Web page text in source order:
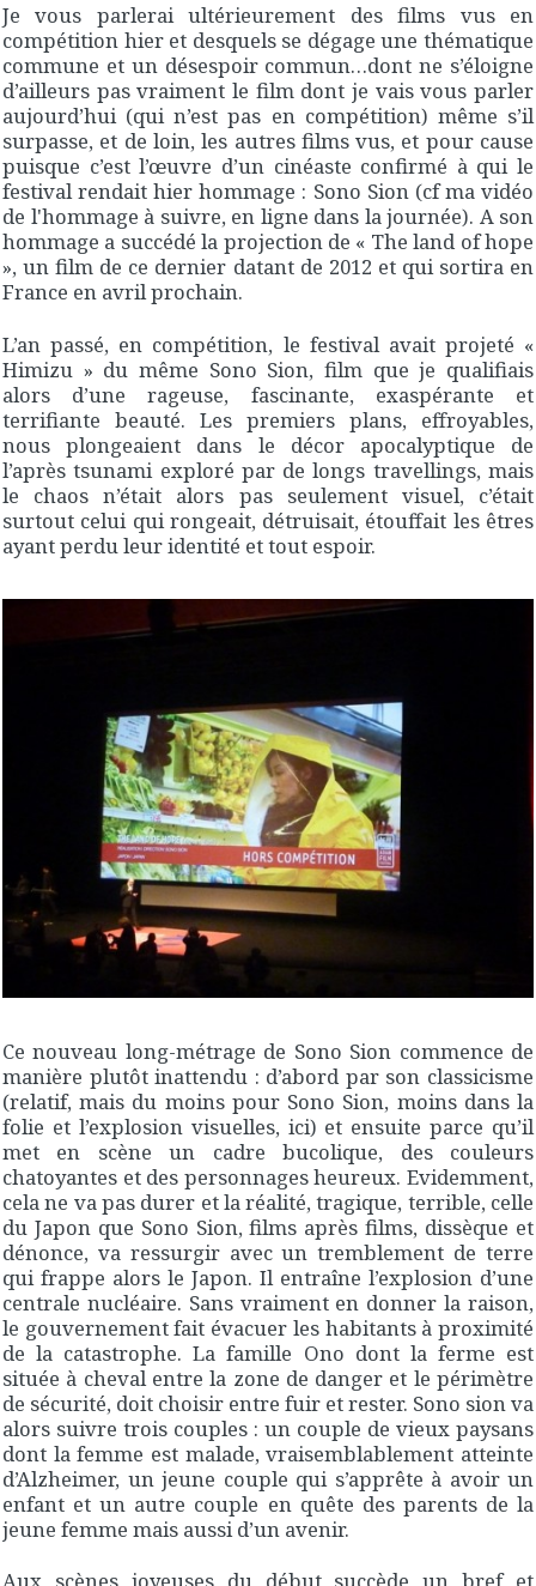
Je vous parlerai ultérieurement des films vus en
compétition hier et desquels se dégage une thématique
commune et un désespoir commun…dont ne s’éloigne
d’ailleurs pas vraiment le film dont je vais vous parler
aujourd’hui (qui n’est pas en compétition) même s’il
surpasse, et de loin, les autres films vus, et pour cause
puisque c’est l’œuvre d’un cinéaste confirmé à qui le
festival rendait hier hommage : Sono Sion (cf ma vidéo
de l'hommage à suivre, en ligne dans la journée). A son
hommage a succédé la projection de « The land of hope
», un film de ce dernier datant de 2012 et qui sortira en
France en avril prochain.
L’an passé, en compétition, le festival avait projeté «
Himizu » du même Sono Sion, film que je qualifiais
alors d’une rageuse, fascinante, exaspérante et
terrifiante beauté. Les premiers plans, effroyables,
nous plongeaient dans le décor apocalyptique de
l’après tsunami exploré par de longs travellings, mais
le chaos n’était alors pas seulement visuel, c’était
surtout celui qui rongeait, détruisait, étouffait les êtres
ayant perdu leur identité et tout espoir.
Ce nouveau long-métrage de Sono Sion commence de
manière plutôt inattendu : d’abord par son classicisme
(relatif, mais du moins pour Sono Sion, moins dans la
folie et l’explosion visuelles, ici) et ensuite parce qu’il
met en scène un cadre bucolique, des couleurs
chatoyantes et des personnages heureux. Evidemment,
cela ne va pas durer et la réalité, tragique, terrible, celle
du Japon que Sono Sion, films après films, dissèque et
dénonce, va ressurgir avec un tremblement de terre
qui frappe alors le Japon. Il entraîne l’explosion d’une
centrale nucléaire. Sans vraiment en donner la raison,
le gouvernement fait évacuer les habitants à proximité
de la catastrophe. La famille Ono dont la ferme est
située à cheval entre la zone de danger et le périmètre
de sécurité, doit choisir entre fuir et rester. Sono sion va
alors suivre trois couples : un couple de vieux paysans
dont la femme est malade, vraisemblablement atteinte
d’Alzheimer, un jeune couple qui s’apprête à avoir un
enfant et un autre couple en quête des parents de la
jeune femme mais aussi d’un avenir.